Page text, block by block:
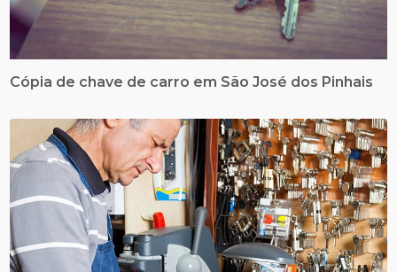
Cópia de chave de carro em São José dos Pinhais